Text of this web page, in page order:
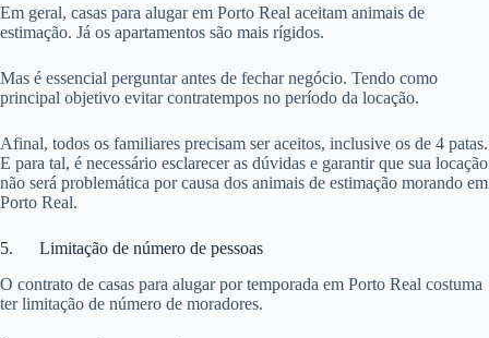
Em geral, casas para alugar em Porto Real aceitam animais de
estimação. Já os apartamentos são mais rígidos.
Mas é essencial perguntar antes de fechar negócio. Tendo como
principal objetivo evitar contratempos no período da locação.
Afinal, todos os familiares precisam ser aceitos, inclusive os de 4 patas.
E para tal, é necessário esclarecer as dúvidas e garantir que sua locação
não será problemática por causa dos animais de estimação morando em
Porto Real.
5. Limitação de número de pessoas
O contrato de casas para alugar por temporada em Porto Real costuma
ter limitação de número de moradores.